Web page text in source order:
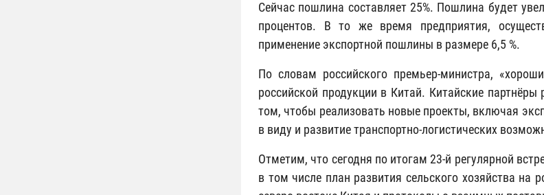
Сейчас пошлина составляет 25%. Пошлина будет
процентов. В то же время предприятия,
применение экспортной пошлины в размере 6,5 %.
По словам российского премьер-министра,
российской продукции в Китай. Китайские
том, чтобы реализовать новые проекты, включая
в виду и развитие транспортно-логистических
Отметим, что сегодня по итогам 23-й регулярной
в том числе план развития сельского хозяйства